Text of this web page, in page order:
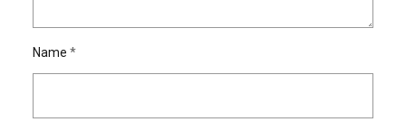
Name *